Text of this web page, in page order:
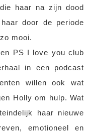
haar na zijn dood
door de periode
mooi.
PS I love you club
in een podcast
willen ook wat
Holly om hulp. Wat
haar nieuwe
emotioneel en